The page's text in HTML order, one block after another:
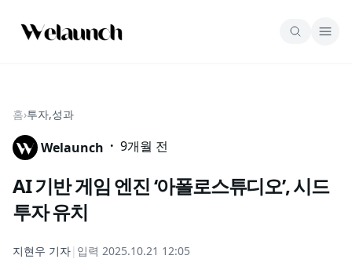
홈›투자,성과
Welaunch · 9개월 전
AI 기반 게임 엔진 ‘아폴로스튜디오’, 시드
투자 유치
지현우 기자| 입력 2025.10.21 12:05